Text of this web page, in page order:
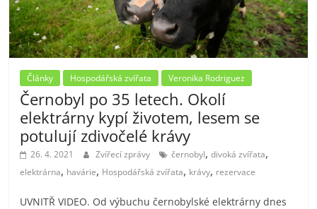
Články Hospodářská zvířata Veronika Rodriguez
Černobyl po 35 letech. Okolí
elektrárny kypí životem, lesem se
potulují zdivočelé krávy
26. 4. 2021 Zvířecí zprávy černobyl,divoká zvířata,
elektrárna, havárie, Hospodářská zvířata, krávy, rezervace
UVNITŘ VIDEO. Od výbuchu černobylské elektrárny dnes